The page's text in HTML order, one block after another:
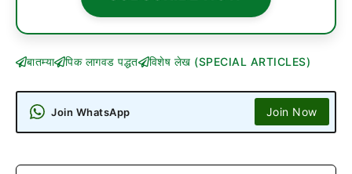
बातम्या पिक लागवड पद्धत विशेष लेख (SPECIAL ARTICLES)
Join WhatsApp Join Now